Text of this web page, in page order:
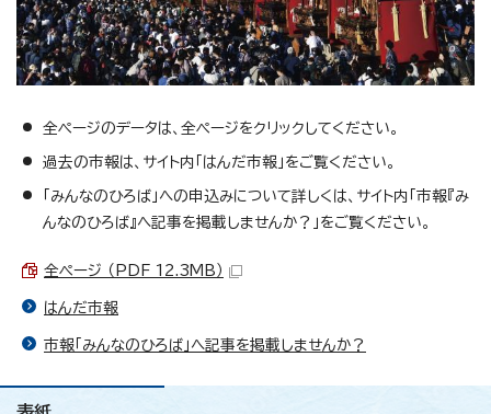
全ページのデータは、全ページをクリックしてください。
過去の市報は、サイト内「はんだ市報」をご覧ください。
「みんなのひろば」への申込みについて詳しくは、サイト内「市報『み
んなのひろば』へ記事を掲載しませんか？」をご覧ください。
全ページ （PDF 12.3MB）
はんだ市報
市報「みんなのひろば」へ記事を掲載しませんか？